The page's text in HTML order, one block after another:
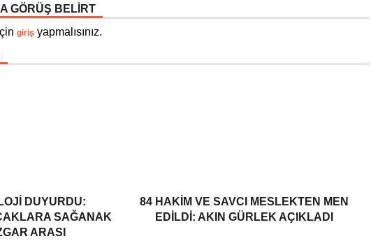
GÖRÜŞ BELİRT
giriş yapmalısınız.
DUYURDU:
SAĞANAK
ARASI
84 HAKIM VE SAVCI MESLEKTEN MEN
EDILDI: AKIN GÜRLEK AÇIKLADI